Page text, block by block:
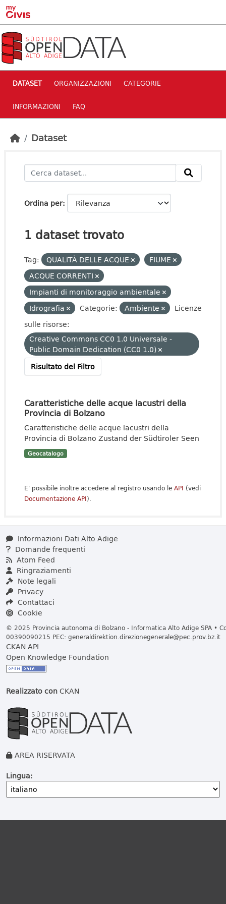
Skip to main content
DATASET ORGANIZZAZIONI CATEGORIE
INFORMAZIONI FAQ
Dataset
Ordina per
1 dataset trovato
Tag: QUALITÀ DELLE ACQUE
FIUME
ACQUE CORRENTI
Impianti di monitoraggio ambientale
Idrografia
Categorie: Ambiente
Licenze
sulle risorse:
Creative Commons CC0 1.0 Universale -
Public Domain Dedication (CC0 1.0)
Risultato del Filtro
Caratteristiche delle acque lacustri della
Provincia di Bolzano
Caratteristiche delle acque lacustri della
Provincia di Bolzano Zustand der Südtiroler Seen
Geocatalogo
E' possibile inoltre accedere al registro usando le API (vedi
Documentazione API).
Informazioni Dati Alto Adige
Domande frequenti
Atom Feed
Ringraziamenti
Note legali
Privacy
Contattaci
Cookie
© 2025 Provincia autonoma di Bolzano - Informatica Alto Adige SPA •
00390090215 PEC: generaldirektion.direzionegenerale@pec.prov.bz.it
CKAN API
Open Knowledge Foundation
Realizzato conCKAN
AREA RISERVATA
Lingua